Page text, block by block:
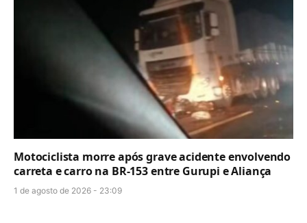
Motociclista morre após grave acidente envolvendo
carreta e carro na BR-153 entre Gurupi e Aliança
1 de agosto de 2026 - 23:09